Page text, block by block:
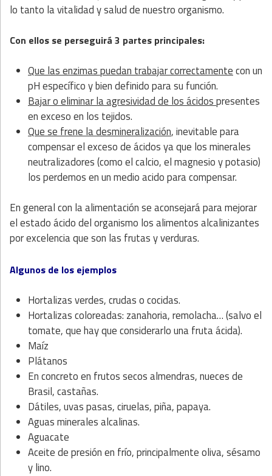
lo tanto la vitalidad y salud de nuestro organismo.
Con ellos se perseguirá 3 partes principales:
Que las enzimas puedan trabajar correctamentecon un
pH específico y bien definido para su función.
Bajar o eliminar la agresividad de los ácidospresentes
en exceso en los tejidos.
Que se frene la desmineralización, inevitable para
compensar el exceso de ácidos ya que los minerales
neutralizadores (como el calcio, el magnesio y potasio)
los perdemos en un medio acido para compensar.
En general con la alimentación se aconsejará para mejorar
el estado ácido del organismo los alimentos alcalinizantes
por excelencia que son las frutas y verduras.
Algunos de los ejemplos
Hortalizas verdes, crudas o cocidas.
Hortalizas coloreadas: zanahoria, remolacha… (salvo el
tomate, que hay que considerarlo una fruta ácida).
Maíz
Plátanos
En concreto en frutos secos almendras, nueces de
Brasil, castañas.
Dátiles, uvas pasas, ciruelas, piña, papaya.
Aguas minerales alcalinas.
Aguacate
Aceite de presión en frío, principalmente oliva, sésamo
y lino.